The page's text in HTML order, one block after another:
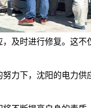
及时进行修复。这
力下，沈阳的电力